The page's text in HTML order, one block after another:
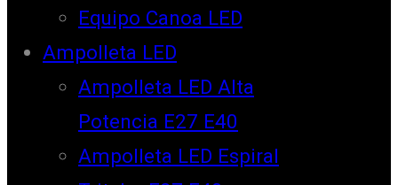
Equipo Canoa LED
Ampolleta LED
Ampolleta LED Alta
Potencia E27 E40
Ampolleta LED Espiral